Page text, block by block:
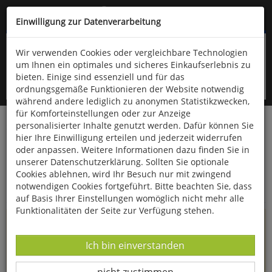
Kompletten Head der Seite überspringen
oder (06766) 9323-960
Startseite Informationen
Uppps...
Sie sind weitergeleitet worden !
haben zu öffnen, gibt es leider nicht mehr in unserem
Einwilligung zur Datenverarbeitung
Wir verwenden Cookies oder vergleichbare Technologien
um Ihnen ein optimales und sicheres Einkaufserlebnis zu
bieten. Einige sind essenziell und für das
ordnungsgemäße Funktionieren der Website notwendig
während andere lediglich zu anonymen Statistikzwecken,
für Komforteinstellungen oder zur Anzeige
personalisierter Inhalte genutzt werden. Dafür können Sie
hier Ihre Einwilligung erteilen und jederzeit widerrufen
oder anpassen. Weitere Informationen dazu finden Sie in
unserer Datenschutzerklärung. Sollten Sie optionale
Cookies ablehnen, wird Ihr Besuch nur mit zwingend
notwendigen Cookies fortgeführt. Bitte beachten Sie, dass
auf Basis Ihrer Einstellungen womöglich nicht mehr alle
Funktionalitäten der Seite zur Verfügung stehen.
Datenverarbeitung -
Ich bin einverstanden